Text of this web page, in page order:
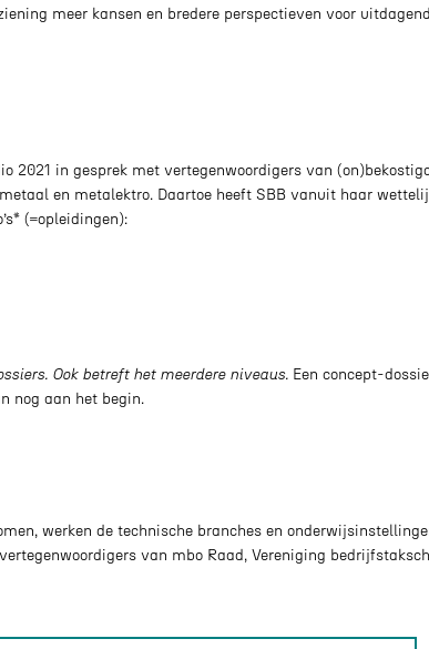
meer kansen en bredere perspectieven voor
2021 in gesprek met vertegenwoordigers van
en metalektro. Daartoe heeft SBB vanuit haar
(=opleidingen):
Ook betreft het meerdere niveaus. Een concept-
nog aan het begin.
werken de technische branches en
van mbo Raad, Vereniging